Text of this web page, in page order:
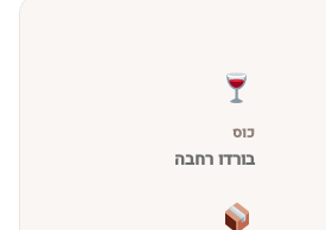
כוס
בורדו רחבה